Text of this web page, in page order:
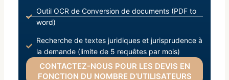
Outil OCR de Conversion de documents (PDF to
word)
Recherche de textes juridiques et jurisprudence à
la demande (limite de 5 requêtes par mois)
CONTACTEZ-NOUS POUR LES DEVIS EN
FONCTION DU NOMBRE D’UTILISATEURS